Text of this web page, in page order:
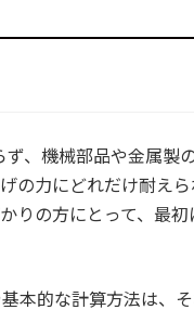
ず、機械部品や金属製
の力にどれだけ耐え
りの方にとって、最
本的な計算方法は、